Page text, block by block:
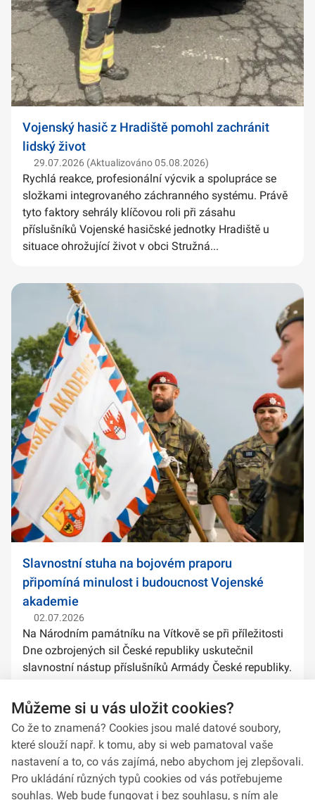
Vojenský hasič z Hradiště pomohl zachránit
lidský život
29.07.2026 (Aktualizováno 05.08.2026)
Rychlá reakce, profesionální výcvik a spolupráce se
složkami integrovaného záchranného systému. Právě
tyto faktory sehrály klíčovou roli při zásahu
příslušníků Vojenské hasičské jednotky Hradiště u
situace ohrožující život v obci Stružná...
Slavnostní stuha na bojovém praporu
připomíná minulost i budoucnost Vojenské
akademie
02.07.2026
Na Národním památníku na Vítkově se při příležitosti
Dne ozbrojených sil České republiky uskutečnil
slavnostní nástup příslušníků Armády České republiky.
stuh na bojové prapory vybranýc...
Můžeme si u vás uložit cookies?
Co že to znamená? Cookies jsou malé datové soubory,
které slouží např. k tomu, aby si web pamatoval vaše
nastavení a to, co vás zajímá, nebo abychom jej zlepšovali.
Pro ukládání různých typů cookies od vás potřebujeme
souhlas. Web bude fungovat i bez souhlasu, s ním ale